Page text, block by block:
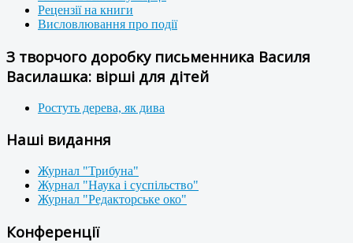
Рецензії на книги
Висловлювання про події
З творчого доробку письменника Василя
Василашка: вірші для дітей
Ростуть дерева, як дива
Наші видання
Журнал "Трибуна"
Журнал "Наука і суспільство"
Журнал "Редакторське око"
Конференції